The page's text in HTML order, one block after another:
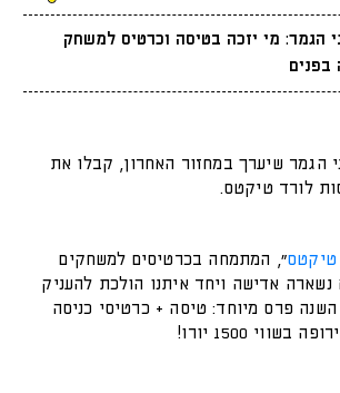
הגמר: מי יזכה בטיסה וכרטיס למשחק
בפנים
הגמר שיערך במחזור האחרון, קבלו את
לורד טיקטס.
טיקטס", המתמחה בכרטיסים למשחקים
נשארה אדישה ויחד איתנו הולכת להעניק
פרס מיוחד: טיסה + כרטיסי כניסה
1500 יורו!